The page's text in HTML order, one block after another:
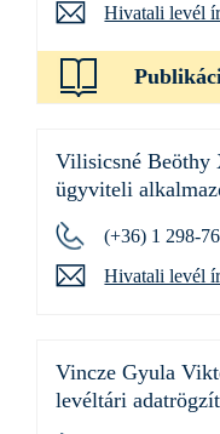
Hivatali levél
Vilisicsné Beöthy
ügyviteli
(+36) 1 298-
Hivatali levél
Vincze Gyula
levéltári